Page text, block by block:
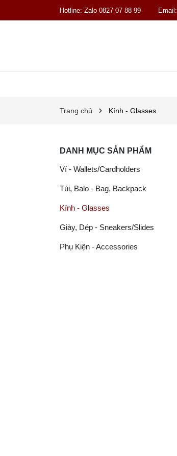
Hotline: Zalo 0827 07 88 99 Email:
Trang chủ Kính - Glasses
DANH MỤC SẢN PHẨM
Ví - Wallets/Cardholders
Túi, Balo - Bag, Backpack
Kính - Glasses
Giày, Dép - Sneakers/Slides
Phụ Kiện - Accessories